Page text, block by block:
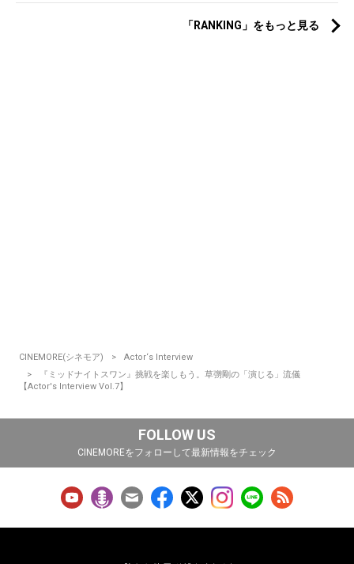
「RANKING」をもっと見る
CINEMORE(シネモア)
Actor‘s Interview
『ミッドナイトスワン』挑戦を楽しもう。草彅剛の「演じる」流儀
【Actor's Interview Vol.7】
FOLLOW US
CINEMOREをフォローして最新情報をチェック